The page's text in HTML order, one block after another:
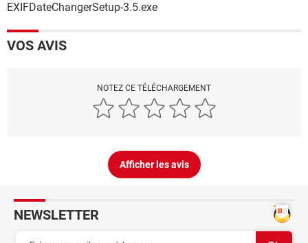
EXIFDateChangerSetup-3.5.exe
VOS AVIS
NOTEZ CE TÉLÉCHARGEMENT
Afficher les avis
NEWSLETTER